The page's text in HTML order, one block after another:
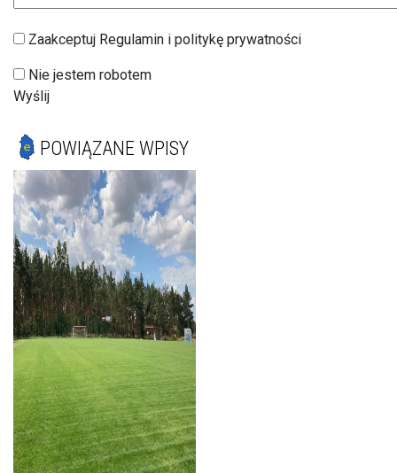
Zaakceptuj Regulamin i politykę prywatności
Nie jestem robotem
Wyślij
POWIĄZANE WPISY